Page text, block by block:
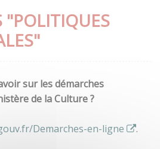
"POLITIQUES
sur les démarches
de la Culture ?
Demarches-en-ligne
.